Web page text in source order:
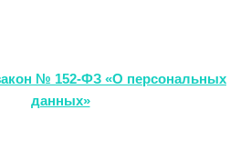
№ 152-ФЗ «О персональных
данных»